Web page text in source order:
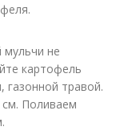
мульчи не
картофель
газонной травой.
Поливаем